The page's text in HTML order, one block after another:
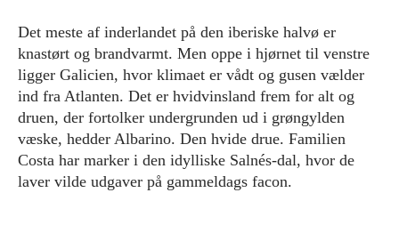
Det meste af inderlandet på den iberiske halvø er
knastørt og brandvarmt. Men oppe i hjørnet til venstre
ligger Galicien, hvor klimaet er vådt og gusen vælder
ind fra Atlanten. Det er hvidvinsland frem for alt og
druen, der fortolker undergrunden ud i grøngylden
væske, hedder Albarino. Den hvide drue. Familien
Costa har marker i den idylliske Salnés-dal, hvor de
laver vilde udgaver på gammeldags facon.